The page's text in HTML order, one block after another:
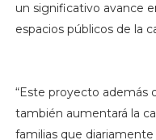
un significativo avance
espacios públicos de la
“Este proyecto además
también aumentará la
familias que